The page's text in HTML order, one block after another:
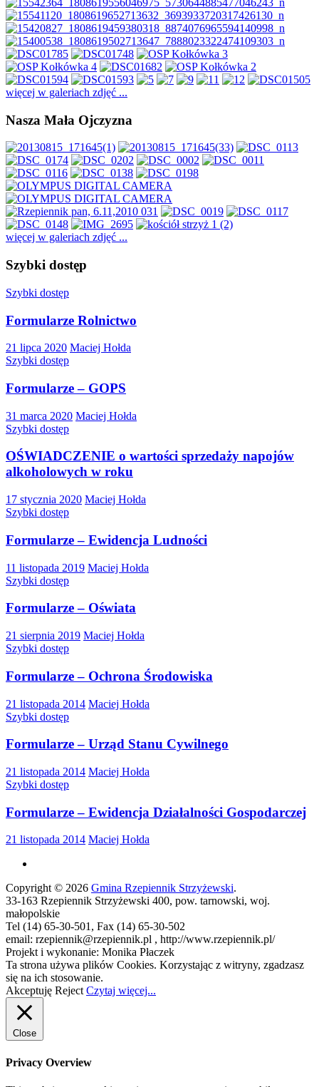
więcej w galeriach zdjęć ...
Nasza Mała Ojczyzna
więcej w galeriach zdjęć ...
Szybki dostęp
Szybki dostęp
Formularze Rolnictwo
21 lipca 2020 Maciej Hołda
Szybki dostęp
Formularze – GOPS
31 marca 2020 Maciej Hołda
Szybki dostęp
OŚWIADCZENIE o wartości sprzedaży napojów
alkoholowych w roku
17 stycznia 2020 Maciej Hołda
Szybki dostęp
Formularze – Ewidencja Ludności
11 listopada 2019 Maciej Hołda
Szybki dostęp
Formularze – Oświata
21 sierpnia 2019 Maciej Hołda
Szybki dostęp
Formularze – Ochrona Środowiska
21 listopada 2014 Maciej Hołda
Szybki dostęp
Formularze – Urząd Stanu Cywilnego
21 listopada 2014 Maciej Hołda
Szybki dostęp
Formularze – Ewidencja Działalności Gospodarczej
21 listopada 2014 Maciej Hołda
Copyright © 2026 Gmina Rzepiennik Strzyżewski.
33-163 Rzepiennik Strzyżewski 400, pow. tarnowski, woj.
małopolskie
Tel (14) 65-30-501, Fax (14) 65-30-502
email: rzepiennik@rzepiennik.pl , http://www.rzepiennik.pl/
Projekt i wykonanie: Monika Płaczek
Ta strona używa plików Cookies. Korzystając z witryny, zgadzasz
się na ich stosowanie.
Akceptuję Reject Czytaj więcej...
Close
Privacy Overview